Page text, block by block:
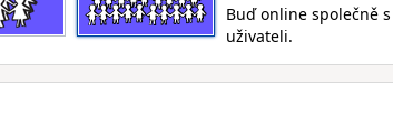
Buď online společně
uživateli.